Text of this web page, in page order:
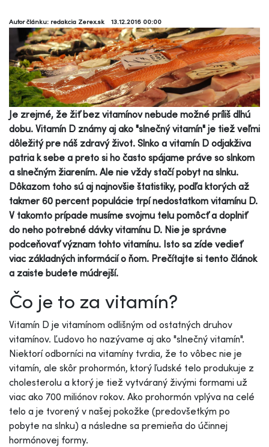
Autor článku: redakcia Zerex.sk 13.12.2016 00:00
Je zrejmé, že žiť bez vitamínov nebude možné príliš dlhú
dobu. Vitamín D známy aj ako "slnečný vitamín" je tiež veľmi
dôležitý pre náš zdravý život. Slnko a vitamín D odjakživa
patria k sebe a preto si ho často spájame práve so slnkom
a slnečným žiarením. Ale nie vždy stačí pobyt na slnku.
Dôkazom toho sú aj najnovšie štatistiky, podľa ktorých až
takmer 60 percent populácie trpí nedostatkom vitamínu D.
V takomto prípade musíme svojmu telu pomôcť a doplniť
do neho potrebné dávky vitamínu D. Nie je správne
podceňovať význam tohto vitamínu. Isto sa zíde vedieť
viac základných informácií o ňom. Prečítajte si tento článok
a zaiste budete múdrejší.
Čo je to za vitamín?
Vitamín D je vitamínom odlišným od ostatných druhov
vitamínov. Ľudovo ho nazývame aj ako "slnečný vitamín".
Niektorí odborníci na vitamíny tvrdia, že to vôbec nie je
vitamín, ale skôr prohormón, ktorý ľudské telo produkuje z
cholesterolu a ktorý je tiež vytváraný živými formami už
viac ako 700 miliónov rokov. Ako prohormón vplýva na celé
telo a je tvorený v našej pokožke (predovšetkým po
pobyte na slnku) a následne sa premieňa do účinnej
hormónovej formy.